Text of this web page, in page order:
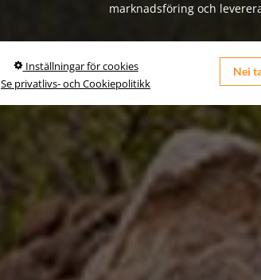
marknadsföring och
Inställningar för cookies
Se privatlivs- och Cookiepolitikk
Nei